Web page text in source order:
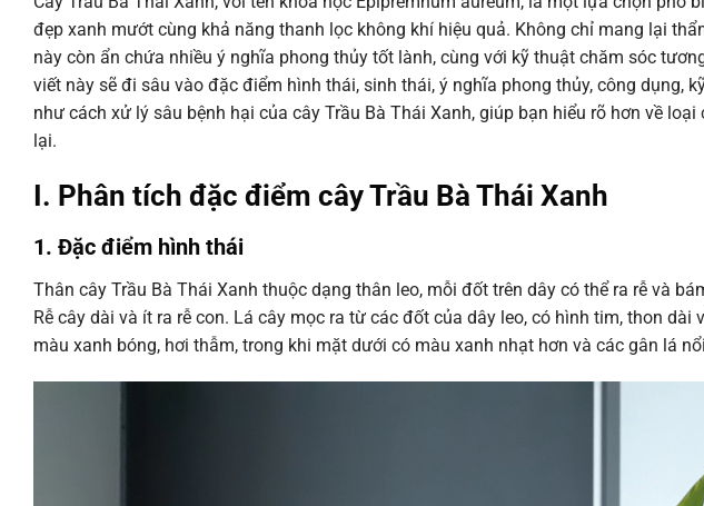
đẹp xanh mướt cùng khả năng thanh lọc không khí hiệu quả. Không chỉ mang lại
này còn ẩn chứa nhiều ý nghĩa phong thủy tốt lành, cùng với kỹ thuật chăm sóc
viết này sẽ đi sâu vào đặc điểm hình thái, sinh thái, ý nghĩa phong thủy, công dụng,
như cách xử lý sâu bệnh hại của cây Trầu Bà Thái Xanh, giúp bạn hiểu rõ hơn về
lại.
I. Phân tích đặc điểm cây Trầu Bà Thái Xanh
1. Đặc điểm hình thái
Thân cây Trầu Bà Thái Xanh thuộc dạng thân leo, mỗi đốt trên dây có thể ra rễ và
Rễ cây dài và ít ra rễ con. Lá cây mọc ra từ các đốt của dây leo, có hình tim, thon
màu xanh bóng, hơi thẫm, trong khi mặt dưới có màu xanh nhạt hơn và các gân lá